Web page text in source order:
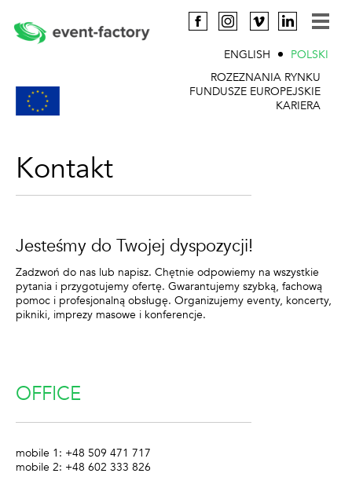
ROZEZNANIA RYNKU
FUNDUSZE EUROPEJSKIE
KARIERA
ENGLISH POLSKI
Kontakt
Jesteśmy do Twojej dyspozycji!
Zadzwoń do nas lub napisz. Chętnie odpowiemy na wszystkie
pytania i przygotujemy ofertę. Gwarantujemy szybką, fachową
pomoc i profesjonalną obsługę. Organizujemy eventy, koncerty,
pikniki, imprezy masowe i konferencje.
OFFICE
mobile 1: +48 509 471 717
mobile 2: +48 602 333 826